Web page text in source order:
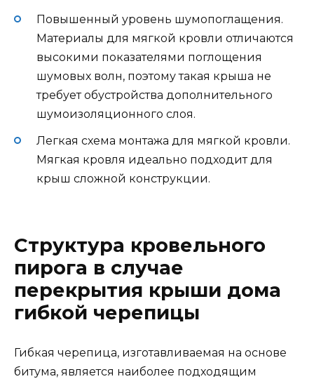
Повышенный уровень шумопоглащения.
Материалы для мягкой кровли отличаются
высокими показателями поглощения
шумовых волн, поэтому такая крыша не
требует обустройства дополнительного
шумоизоляционного слоя.
Легкая схема монтажа для мягкой кровли.
Мягкая кровля идеально подходит для
крыш сложной конструкции.
Структура кровельного
пирога в случае
перекрытия крыши дома
гибкой черепицы
Гибкая черепица, изготавливаемая на основе
битума, является наиболее подходящим